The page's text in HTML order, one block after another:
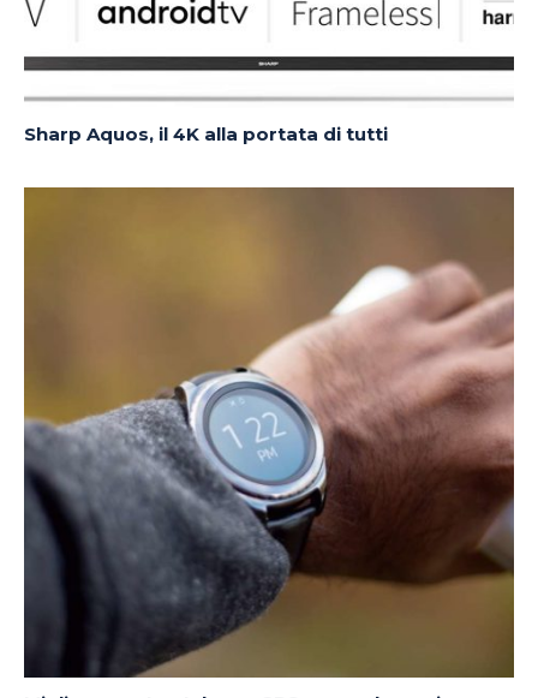
Sharp Aquos, il 4K alla portata di tutti